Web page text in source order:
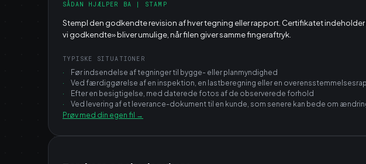
SÅDAN HJÆLPER BA | STAMP
Stempl den godkendte revision af hver tegning eller rapport. Certifikatet
vi godkendte» bliver umulige, når filen giver samme fingeraftryk.
TYPISKE SITUATIONER
·
Før indsendelse af tegninger til bygge- eller planmyndighed
·
Ved færdiggørelse af en inspektion, en lastberegning eller en
·
Efter en besigtigelse, med daterede fotos af de observerede forhold
·
Ved levering af et leverance-dokument til en kunde, som senere kan bede om
Prøv med din egen fil →